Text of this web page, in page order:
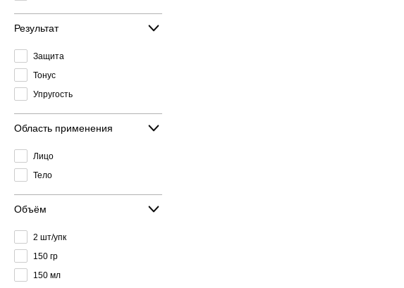
Результат
Защита
Тонус
Упругость
Область применения
Лицо
Тело
Объём
2 шт/упк
150 гр
150 мл